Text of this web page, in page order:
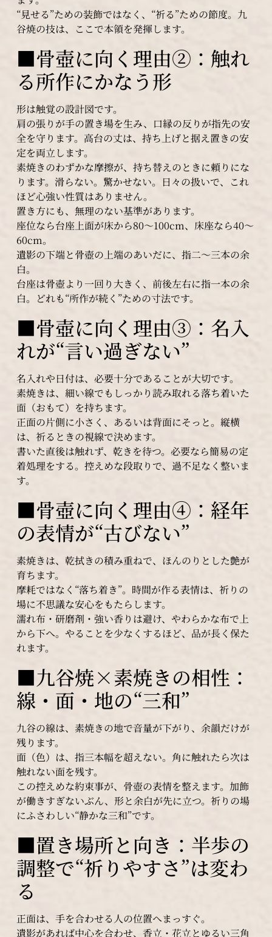
“見せる”ための装飾ではなく、“祈る”ための節度。九
谷焼の技は、ここで本領を発揮します。
■骨壺に向く理由②：触れ
る所作にかなう形
形は触覚の設計図です。
肩の張りが手の置き場を生み、口縁の反りが指先の安
全を守ります。高台の丈は、持ち上げと据え置きの安
定を両立します。
素焼きのわずかな摩擦が、持ち替えのときに頼りにな
ります。滑らない。驚かせない。日々の扱いで、これ
ほど心強い性質はありません。
置き方にも、無理のない基準があります。
座位なら台座上面が床から80〜100cm、床座なら40〜
60cm。
遺影の下端と骨壺の上端のあいだに、指二〜三本の余
白。
台座は骨壺より一回り大きく、前後左右に指一本の余
白。どれも“所作が続く”ための寸法です。
■骨壺に向く理由③：名入
れが“言い過ぎない”
名入れや日付は、必要十分であることが大切です。
素焼きは、細い線でもしっかり読み取れる落ち着いた
面（おもて）を持ちます。
正面の片側に小さく、あるいは背面にそっと。縦横
は、祈るときの視線で決めます。
書いた直後は触れず、乾きを待つ。必要なら簡易の定
着処理をする。控えめな段取りで、過不足なく整いま
す。
■骨壺に向く理由④：経年
の表情が“古びない”
素焼きは、乾拭きの積み重ねで、ほんのりとした艶が
育ちます。
摩耗ではなく“落ち着き”。時間が作る表情は、祈りの
場に不思議な安心をもたらします。
濡れ布・研磨剤・強い香りは避け、やわらかな布で上
から下へ。やることを少なくするほど、品が長く保た
れます。
■九谷焼×素焼きの相性：
線・面・地の“三和”
九谷の線は、素焼きの地で音量が下がり、余韻だけが
残ります。
面（色）は、指三本幅を超えない。角に触れたら次は
触れない面を残す。
この控えめな約束事が、骨壺の表情を整えます。加飾
が働きすぎないぶん、形と余白が先に立つ。祈りの場
にふさわしい“静かな三和”です。
■置き場所と向き：半歩の
調整で“祈りやすさ”は変わ
る
正面は、手を合わせる人の位置へまっすぐ。
遺影があれば中心を合わせ、香立・花立とゆるい三角